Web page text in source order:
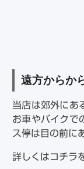
遠方からか
当店は郊外にあ
お車やバイクで
ス停は目の前に
詳しくはコチラ